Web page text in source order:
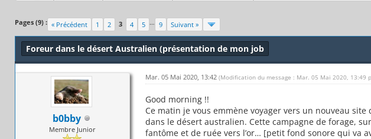
Pages (9) : « Précédent 1 2 3 4 5 … 9 Suivant »
Moyenne : 5 (2 vote(s))
1
2
3
4
5
Foreur dans le désert Australien (présentation de mon job
b0bby
Membre Junior
Mar. 05 Mai 2020, 13:42 (Modification du message : Mar. 05 Mai 2020, 13:49
Good morning !!
Ce matin je vous emmène voyager vers un nouveau
dans le désert australien. Cette campagne de forage,
fantôme et de ruée vers l’or… [petit fond sonore qui va